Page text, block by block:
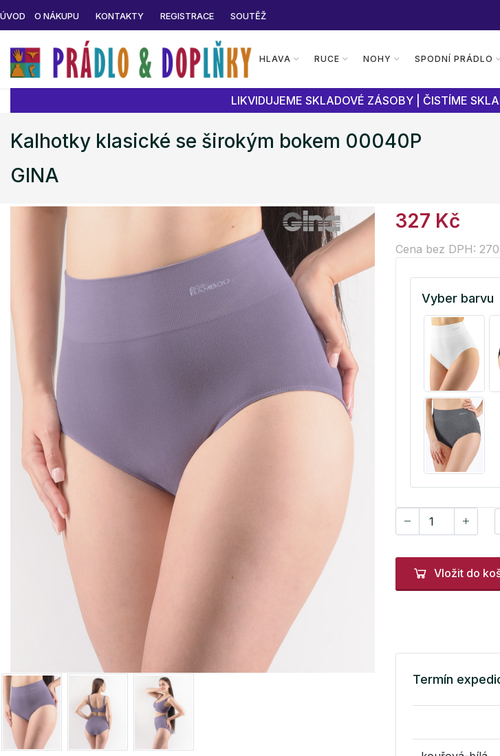
ÚVOD O NÁKUPU KONTAKTY REGISTRACE SOUTĚŽ
HLAVA RUCE NOHY SPODNÍ PRÁDLO
LIKVIDUJEME SKLADOVÉ ZÁSOBY | ČISTÍME
Kalhotky klasické se širokým bokem 00040P
GINA
327 Kč
Cena bez DPH:
Vyber barvu
Vložit do
Termín